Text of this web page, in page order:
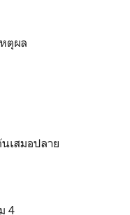
ตุผล
เสมอปลาย
4